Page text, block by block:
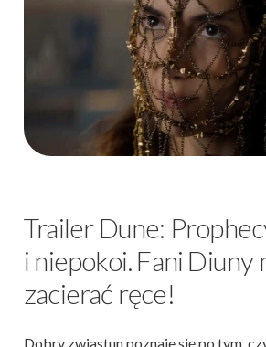
Trailer Dune:
i niepokoi. Fani Diuny
zacierać ręce!
Dobry zwiastun poznaje się po tym,